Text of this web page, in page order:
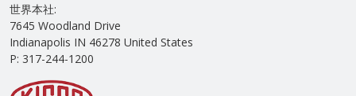
世界本社:
7645 Woodland Drive
Indianapolis IN 46278 United States
P: 317-244-1200